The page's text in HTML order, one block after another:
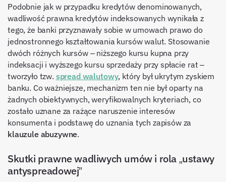
Podobnie jak w przypadku kredytów denominowanych,
wadliwość prawna kredytów indeksowanych wynikała z
tego, że banki przyznawały sobie w umowach prawo do
jednostronnego kształtowania kursów walut. Stosowanie
dwóch różnych kursów – niższego kursu kupna przy
indeksacji i wyższego kursu sprzedaży przy spłacie rat –
tworzyło tzw. spread walutowy, który był ukrytym zyskiem
banku. Co ważniejsze, mechanizm ten nie był oparty na
żadnych obiektywnych, weryfikowalnych kryteriach, co
zostało uznane za rażące naruszenie interesów
konsumenta i podstawę do uznania tych zapisów za
klauzule abuzywne.
Skutki prawne wadliwych umów i rola „ustawy
antyspreadowej”